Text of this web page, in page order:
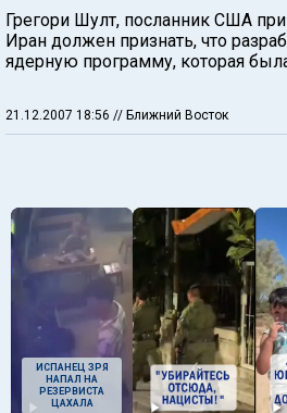
Грегори Шулт, посланник США
Иран должен признать, что
ядерную программу, которая
21.12.2007 18:56 // Ближний Восток
ИСПАНЕЦ ЗРЯ
НАПАЛ НА
РЕЗЕРВИСТА
ЦАХАЛА